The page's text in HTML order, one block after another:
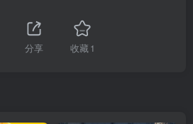
分享 收藏1